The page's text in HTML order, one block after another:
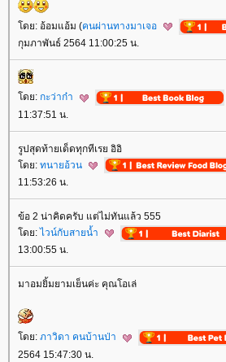
ดย: อ้อมแอ้ม (คนผ่านทางมาเจอ
กุมภาพันธ์ 2564 11:00:25 น.
ดย: กะว่าก๋า
11:37:51 น.
รูปสุดท้ายเด็ดทุกทีเรย อิอิ
ดย: ทนายอ้วน
11:53:26 น.
ข้อ 2 น่าคิดครับ แต่ไม่ทันแล้ว 555
ดย:ไวน์กับสายน้ำ
13:00:55 น.
มาอมยิ้มยามเย็นค่ะ คุณโอเล่
ดย: ภาวิดา คนบ้านป่า
2564 15:47:30 น.